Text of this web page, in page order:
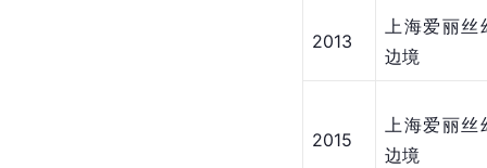
2013
上海爱丽丝
边境
2015
上海爱丽丝
边境